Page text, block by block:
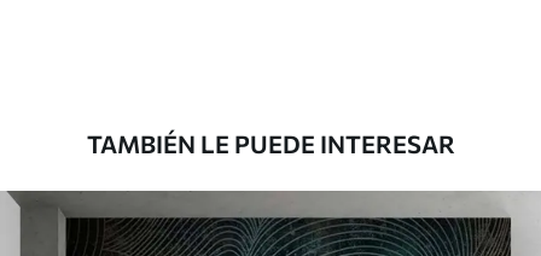
Vinilo Premium
1266.67$760.00/m²
TAMBIÉN LE PUEDE INTERESAR